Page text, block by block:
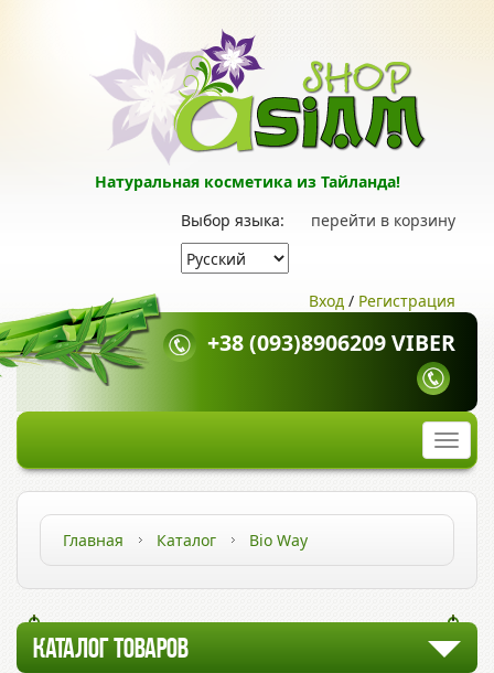
Натуральная косметика из Тайланда!
перейти в корзину
Выбор языка:
Вход / Регистрация
+38 (093)8906209 VIBER
Главная Каталог Bio Way
КАТАЛОГ ТОВАРОВ